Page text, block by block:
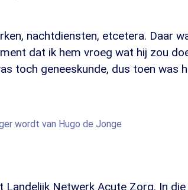
nachtdiensten, etcetera. Daar
dat ik hem vroeg wat hij zou
toch geneeskunde, dus toen was
wordt van Hugo de Jonge
Netwerk Acute Zorg. In